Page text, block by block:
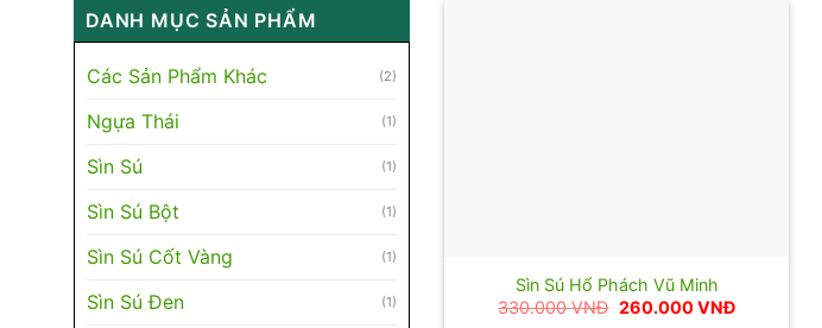
DANH MỤC SẢN PHẨM
Các Sản Phẩm Khác (2)
Ngựa Thái (1)
Sìn Sú (1)
Sìn Sú Bột (1)
Sìn Sú Cốt Vàng (1)
Sìn Sú Đen (1)
Sìn Sú Hổ Phách Vũ Minh
330.000VNĐ Giá
260.000VNĐGiá